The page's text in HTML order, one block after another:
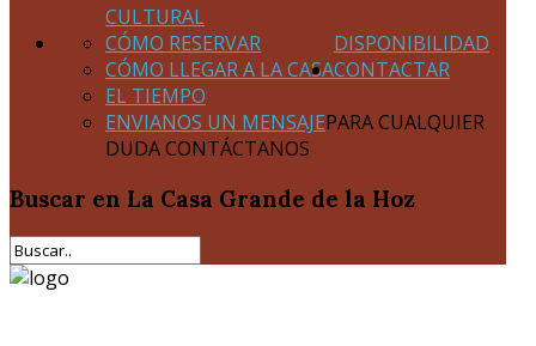
CULTURAL
DISPONIBILIDAD
CÓMO RESERVAR
CÓMO LLEGAR A LA CASA
EL TIEMPO
CONTACTAR
ENVIANOS UN MENSAJEPARA CUALQUIER
DUDA CONTÁCTANOS
Buscar en La Casa Grande de la Hoz